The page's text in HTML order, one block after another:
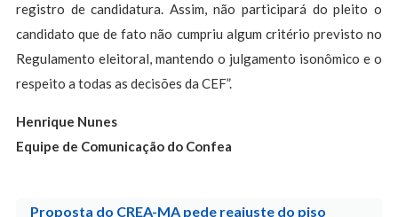
registro de candidatura. Assim, não participará do pleito o
candidato que de fato não cumpriu algum critério previsto no
Regulamento eleitoral, mantendo o julgamento isonômico e o
respeito a todas as decisões da CEF”.
Henrique Nunes
Equipe de Comunicação do Confea
Proposta do CREA-MA pede reajuste do piso